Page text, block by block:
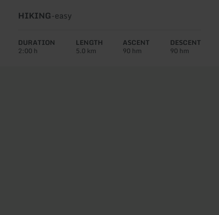
Type
tour:
HIKING-Difficulty:
easy
DURATION
2:00 h
LENGTH
5.0 km
ASCENT
90 hm
DESCENT
90 hm